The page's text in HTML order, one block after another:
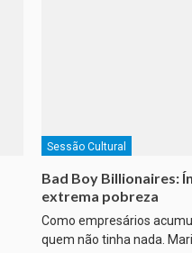
Sessão Cultural
Bad Boy Billionaires:
extrema pobreza
Como empresários
quem não tinha nada.